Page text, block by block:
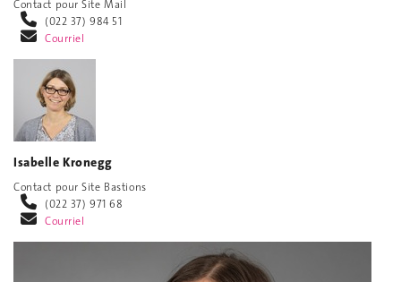
Contact pour Site Mail
(022 37) 984 51
Courriel
Isabelle Kronegg
Contact pour Site Bastions
(022 37) 971 68
Courriel